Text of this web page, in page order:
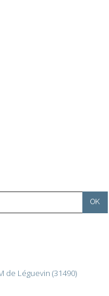
de Léguevin (31490)